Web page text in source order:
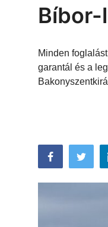
Szállások a Balatonon
Szállások
Bíbor-
Minden
garantál és a